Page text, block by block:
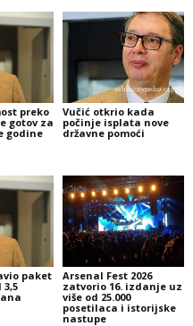
preko
gotov za
godine
Vučić otkrio kada
počinje isplata nove
državne pomoći
paket
3,5
Arsenal Fest 2026
zatvorio 16. izdanje uz
više od 25.000
posetilaca i istorijske
nastupe